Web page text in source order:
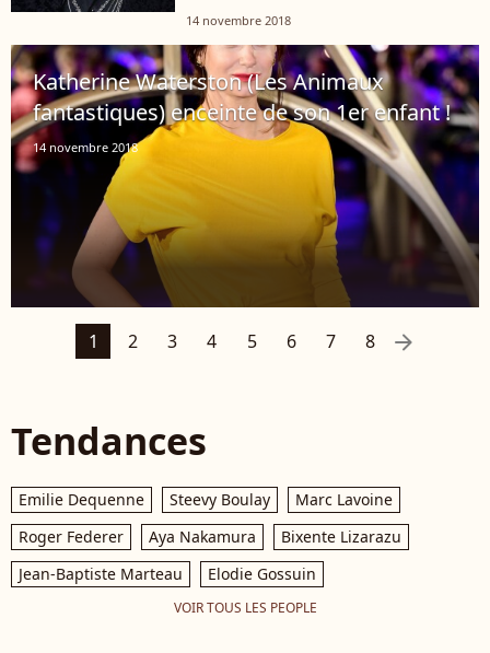
première londonienne des "Animaux
Grindelwald". Absent à Paris la
semaine dernière...
14 novembre 2018
Katherine Waterston (Les Animaux
fantastiques) enceinte de son 1er enfant !
14 novembre 2018
1 2 3 4 5 6 7 8 arrow_right
Tendances
Emilie Dequenne Steevy Boulay
Marc Lavoine
Roger Federer
Aya Nakamura
Bixente Lizarazu
Jean-Baptiste Marteau
Elodie Gossuin
VOIR TOUS LES PEOPLE